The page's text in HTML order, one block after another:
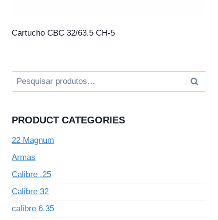
Cartucho CBC 32/63.5 CH-5
Pesquisar
por:
PRODUCT CATEGORIES
22 Magnum
Armas
Calibre .25
Calibre 32
calibre 6.35